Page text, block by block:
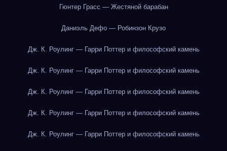
Гюнтер Грасс — Жестяной барабан
Даниэль Дефо — Робинзон Крузо
Дж. К. Роулинг — Гарри Поттер и философский камень
Дж. К. Роулинг — Гарри Поттер и философский камень
Дж. К. Роулинг — Гарри Поттер и философский камень
Дж. К. Роулинг — Гарри Поттер и философский камень
Дж. К. Роулинг — Гарри Поттер и философский камень